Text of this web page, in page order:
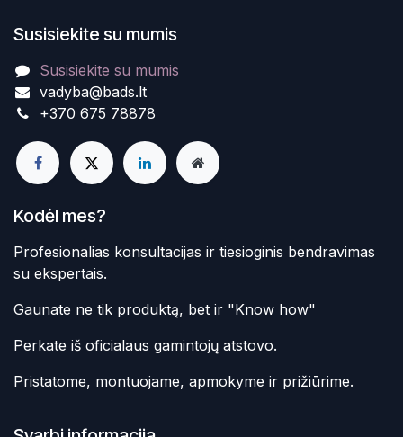
Susisiekite su mumis
Susisiekite su mumis
vadyba@bads.lt
+370 675 78878
Kodėl mes?
Profesionalias konsultacijas ir tiesioginis bendravimas
su ekspertais.
Gaunate ne tik produktą, bet ir "Know how"
Perkate iš oficialaus gamintojų atstovo.
Pristatome, montuojame, apmokyme ir prižiūrime.